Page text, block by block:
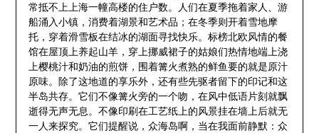
常抵不上上海一幢高楼的住户数。人们在夏季拖着家人、游
船涌入小镇，消费着湖景和艺术品；在冬季则开着雪地摩
托，穿着滑雪板在结冰的湖面寻找快乐。标榜北欧风情的餐
馆在屋顶上养起山羊，穿上挪威裙子的姑娘们热情地端上浇
上樱桃汁和奶油的煎饼，围着篝火煮熟的鲜鱼要的就是原汁
原味。除了这地道的享乐外，还有些先驱者留下的印记和这
半岛共存。它们不像篝火旁的一个吻，在风中低语片刻就飘
逝得无声无息。不像印刷在工艺纸上的风景挂在墙上后就无
一人来探究。它们提醒说，众海岛啊，当在我面前静默：众